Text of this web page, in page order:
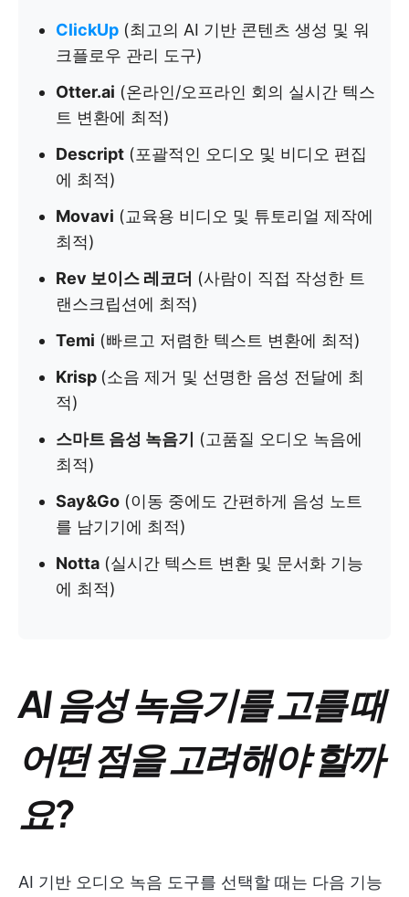
ClickUp (최고의 AI 기반 콘텐츠 생성 및 워
크플로우 관리 도구)
Otter.ai (온라인/오프라인 회의 실시간 텍스
트 변환에 최적)
Descript (포괄적인 오디오 및 비디오 편집
에 최적)
Movavi (교육용 비디오 및 튜토리얼 제작에
최적)
Rev 보이스 레코더 (사람이 직접 작성한 트
랜스크립션에 최적)
Temi (빠르고 저렴한 텍스트 변환에 최적)
Krisp (소음 제거 및 선명한 음성 전달에 최
적)
스마트 음성 녹음기
(고품질 오디오 녹음에
최적)
Say&Go (이동 중에도 간편하게 음성 노트
를 남기기에 최적)
Notta (실시간 텍스트 변환 및 문서화 기능
에 최적)
AI 음성 녹음기를 고를 때
어떤 점을 고려해야 할까
요?
AI 기반 오디오 녹음 도구를 선택할 때는 다음 기능